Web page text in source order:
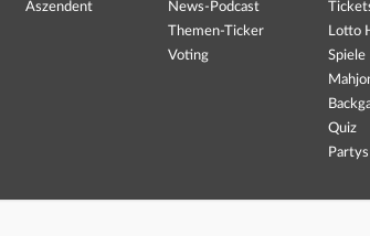
Aszendent
News-Podcast
Themen-Ticker
Voting
Lotto
Spiele
Quiz
Partys